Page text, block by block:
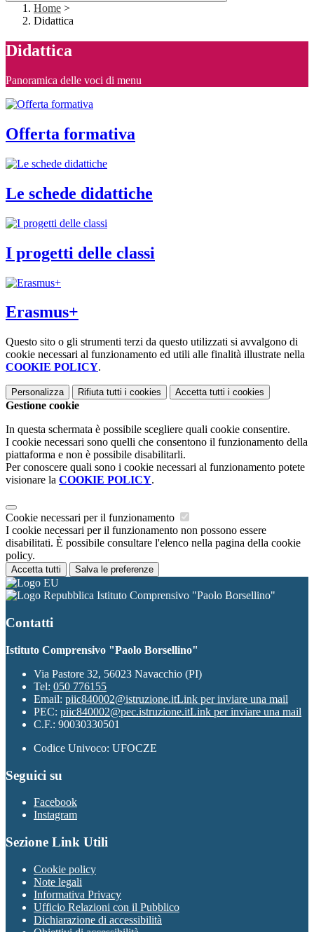
Home >
Didattica
Didattica
Panoramica delle voci di menu
Offerta formativa
Le schede didattiche
I progetti delle classi
Erasmus+
Questo sito o gli strumenti terzi da questo utilizzati si avvalgono di
cookie necessari al funzionamento ed utili alle finalità illustrate nella
COOKIE POLICY.
Personalizza Rifiuta tutti i cookies Accetta tutti i cookies
Gestione cookie
In questa schermata è possibile scegliere quali cookie consentire.
I cookie necessari sono quelli che consentono il funzionamento della
piattaforma e non è possibile disabilitarli.
Per conoscere quali sono i cookie necessari al funzionamento potete
visionare la COOKIE POLICY.
Cookie necessari per il funzionamento
I cookie necessari per il funzionamento non possono essere
disabilitati. È possibile consultare l'elenco nella pagina della cookie
policy.
Accetta tutti Salva le preferenze
Istituto Comprensivo "Paolo Borsellino"
Contatti
Istituto Comprensivo "Paolo Borsellino"
Via Pastore 32, 56023 Navacchio (PI)
Tel: 050 776155
Email: piic840002@istruzione.itLink per inviare una mail
PEC: piic840002@pec.istruzione.itLink per inviare una mail
C.F.: 90030330501
Codice Univoco: UFOCZE
Seguici su
Facebook
Instagram
Sezione Link Utili
Cookie policy
Note legali
Informativa Privacy
Ufficio Relazioni con il Pubblico
Dichiarazione di accessibilità